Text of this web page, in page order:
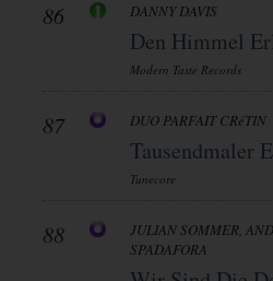
86 DANNY DAVIS
Den Himmel
Modern Taste Records
87 DUO PARFAIT CRéTIN
Tausendmaler
Tunecore
88
JULIAN SOMMER,
SPADAFORA